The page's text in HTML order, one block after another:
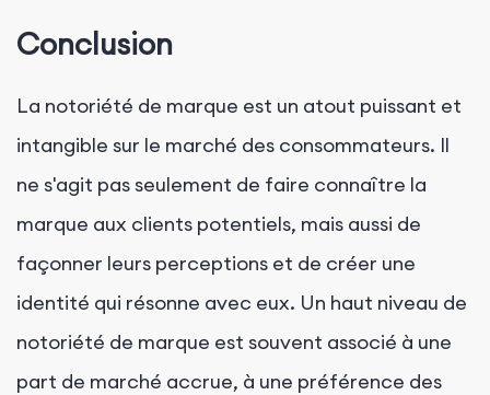
Conclusion
La notoriété de marque est un atout puissant et
intangible sur le marché des consommateurs. Il
ne s'agit pas seulement de faire connaître la
marque aux clients potentiels, mais aussi de
façonner leurs perceptions et de créer une
identité qui résonne avec eux. Un haut niveau de
notoriété de marque est souvent associé à une
part de marché accrue, à une préférence des